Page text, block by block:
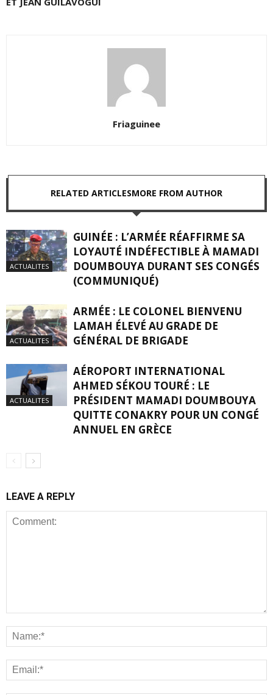
Friaguinee
RELATED ARTICLESMORE FROM AUTHOR
ACTUALITES
GUINÉE : L’ARMÉE RÉAFFIRME SA
LOYAUTÉ INDÉFECTIBLE À MAMADI
DOUMBOUYA DURANT SES CONGÉS
(COMMUNIQUÉ)
ACTUALITES
ARMÉE : LE COLONEL BIENVENU
LAMAH ÉLEVÉ AU GRADE DE
GÉNÉRAL DE BRIGADE
ACTUALITES
AÉROPORT INTERNATIONAL
AHMED SÉKOU TOURÉ : LE
PRÉSIDENT MAMADI DOUMBOUYA
QUITTE CONAKRY POUR UN CONGÉ
ANNUEL EN GRÈCE
LEAVE A REPLY